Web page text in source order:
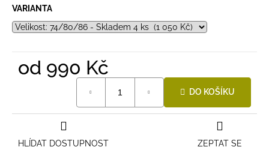
VARIANTA
od 990 Kč
DO KOŠÍKU
ZEPTAT SE
HLÍDAT DOSTUPNOST